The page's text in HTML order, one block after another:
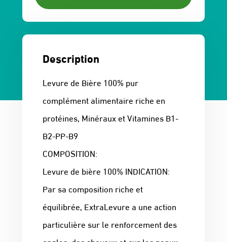
Description
Levure de Bière 100% pur
complément alimentaire riche en
protéines, Minéraux et Vitamines B1-
B2-PP-B9
COMPOSITION:
Levure de bière 100% INDICATION:
Par sa composition riche et
équilibrée, ExtraLevure a une action
particulière sur le renforcement des